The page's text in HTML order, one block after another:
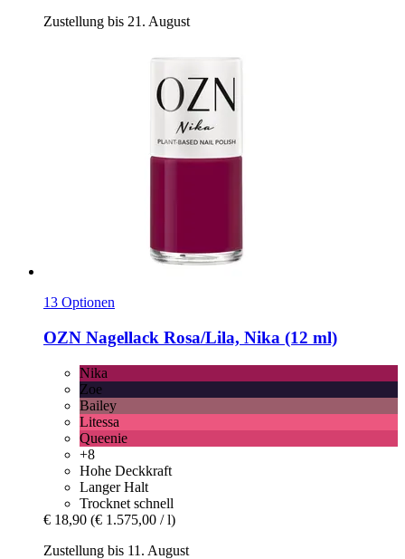
Zustellung bis 21. August
13 Optionen
OZN Nagellack Rosa/Lila, Nika (12 ml)
Nika
Zoe
Bailey
Litessa
Queenie
+8
Hohe Deckkraft
Langer Halt
Trocknet schnell
€ 18,90 (€ 1.575,00 / l)
Zustellung bis 11. August